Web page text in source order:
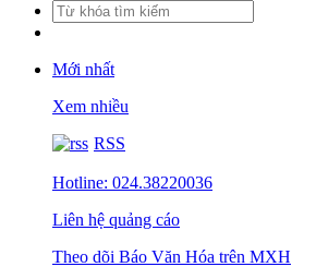
Mới nhất
Xem nhiều
RSS
Hotline: 024.38220036
Liên hệ quảng cáo
Theo dõi Báo Văn Hóa trên MXH